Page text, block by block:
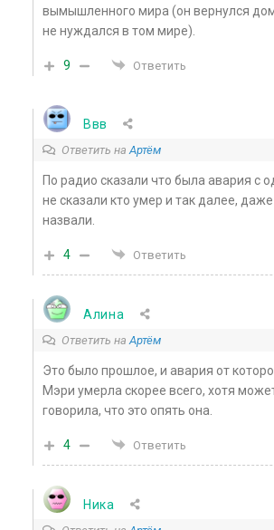
вымышленного мира (он вернулся
не нуждался в том мире).
9 Ответить
Ввв
Ответить наАртём
По радио сказали что была авария с
не сказали кто умер и так далее,
назвали.
4 Ответить
Алина
Ответить наАртём
Это было прошлое, и авария от
Мэри умерла скорее всего, хотя
говорила, что это опять она.
4 Ответить
Ника